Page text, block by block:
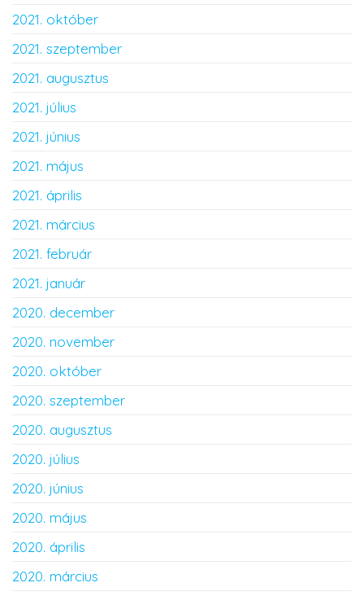
2021. október
2021. szeptember
2021. augusztus
2021. július
2021. június
2021. május
2021. április
2021. március
2021. február
2021. január
2020. december
2020. november
2020. október
2020. szeptember
2020. augusztus
2020. július
2020. június
2020. május
2020. április
2020. március